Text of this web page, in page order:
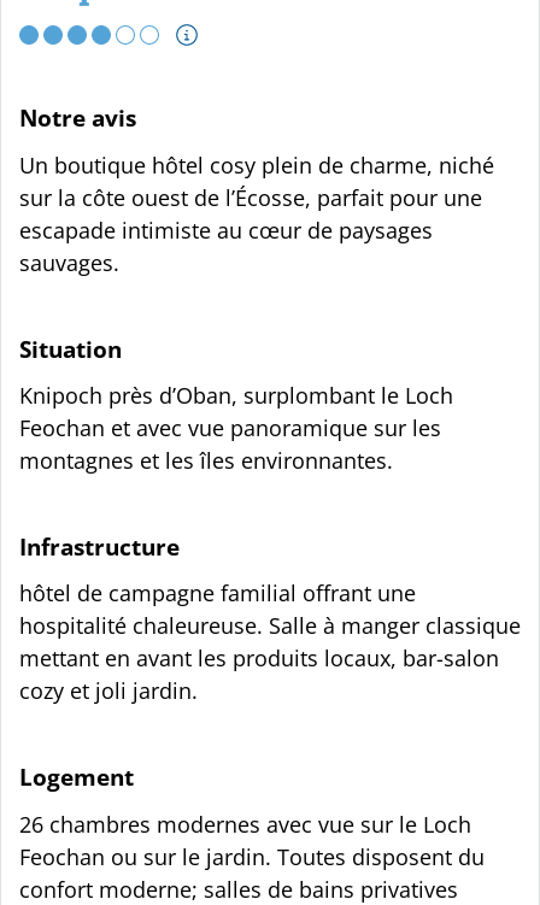
Notre avis
Un boutique hôtel cosy plein de charme, niché
sur la côte ouest de l’Écosse, parfait pour une
escapade intimiste au cœur de paysages
sauvages.
Situation
Knipoch près d’Oban, surplombant le Loch
Feochan et avec vue panoramique sur les
montagnes et les îles environnantes.
Infrastructure
hôtel de campagne familial offrant une
hospitalité chaleureuse. Salle à manger classique
mettant en avant les produits locaux, bar-salon
cozy et joli jardin.
Logement
26 chambres modernes avec vue sur le Loch
Feochan ou sur le jardin. Toutes disposent du
confort moderne; salles de bains privatives